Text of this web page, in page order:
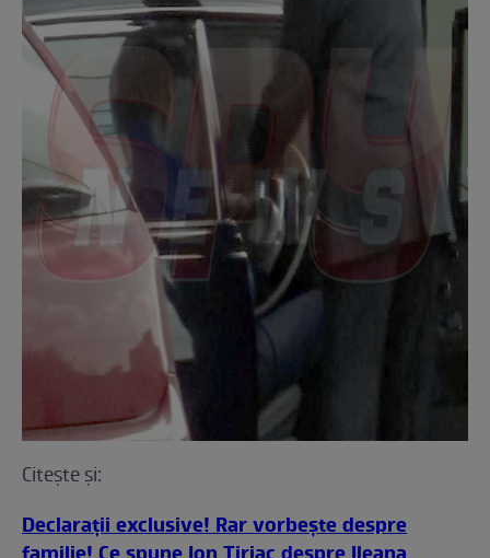
Citeşte şi:
Declarații exclusive! Rar vorbește despre